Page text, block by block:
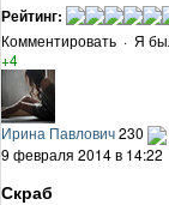
Рейтинг:
Комментировать · Я
+4
Ирина Павлович230
9 февраля 2014 в 14:22
Скраб